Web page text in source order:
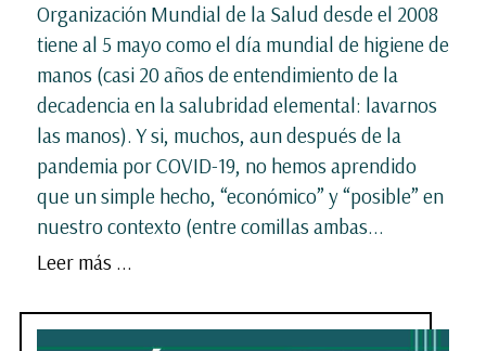
Organización Mundial de la Salud desde el 2008
tiene al 5 mayo como el día mundial de higiene de
manos (casi 20 años de entendimiento de la
decadencia en la salubridad elemental: lavarnos
las manos). Y si, muchos, aun después de la
pandemia por COVID-19, no hemos aprendido
que un simple hecho, “económico” y “posible” en
nuestro contexto (entre comillas ambas...
Leer más ...